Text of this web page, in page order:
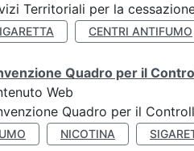
Territoriali per la
CENTRI ANTIFUMO
Quadro per il
Web
Quadro per il
NICOTINA